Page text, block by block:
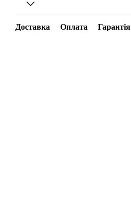
Доставка Оплата Гарантія